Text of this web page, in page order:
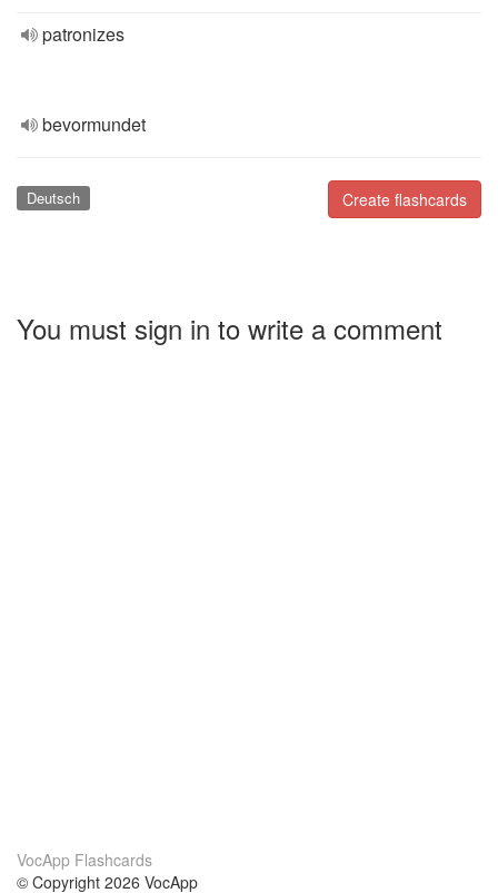
patronizes
bevormundet
Create flashcards
Deutsch
You must sign in to write a comment
VocApp Flashcards
© Copyright 2026 VocApp